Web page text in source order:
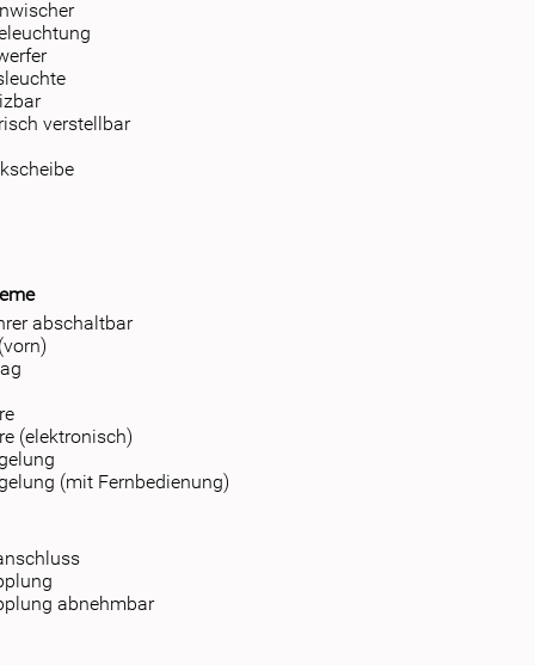
verstellbar
abschaltbar
(elektronisch)
(mit Fernbedienung)
abnehmbar